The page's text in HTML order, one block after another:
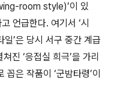
room style)’이 있
언급한다. 여기서 ‘시
일’은 당시 서구 중간 계급
진 ‘응접실 희극’을 가리
꼽은 작품이 ‘군밤타령’이